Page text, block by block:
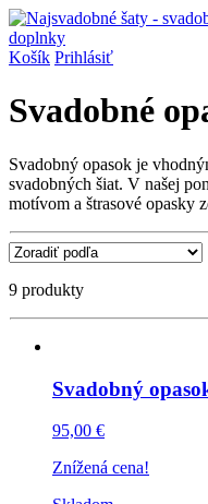
Košík Prihlásiť
Svadobné
Svadobný opasok je
svadobných šiat. V našej
motívom a štrasové opasky
9 produkty
Svadobný
95,00 €
Znížená cena!